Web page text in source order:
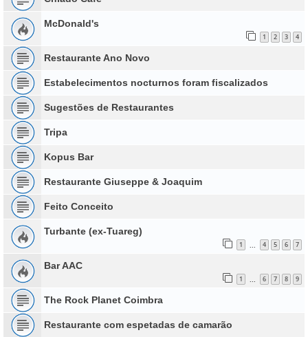
McDonald's
1 2 3 4
Restaurante Ano Novo
Estabelecimentos nocturnos foram fiscalizados
Sugestões de Restaurantes
Tripa
Kopus Bar
Restaurante Giuseppe & Joaquim
Feito Conceito
Turbante (ex-Tuareg)
1 ... 4 5 6 7
Bar AAC
1 ... 6 7 8 9
The Rock Planet Coimbra
Restaurante com espetadas de camarão